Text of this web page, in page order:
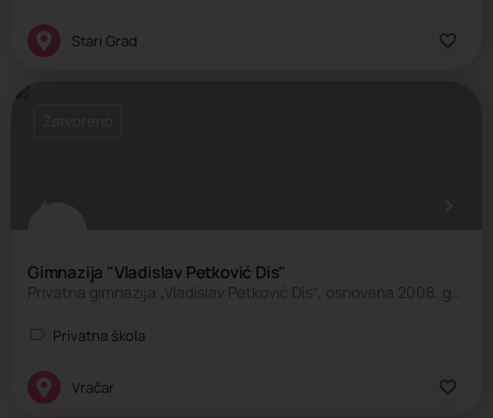
Stari Grad
Gimnazija "Vladislav Petković Dis"
Privatna gimnazija „Vladislav Petković Dis“, osnovana 2008. godine kao gimnazija opšteg tipa, nalazi se u…
Privatna škola
Vračar